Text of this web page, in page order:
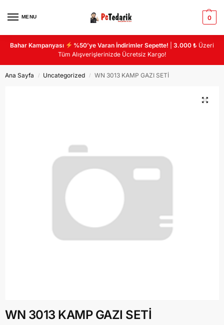
MENU 0
Bahar Kampanyası %50’ye Varan İndirimler Sepette! |3.000 ₺ Üzeri
Tüm Alışverişlerinizde Ücretsiz Kargo!
Ana Sayfa / Uncategorized / WN 3013 KAMP GAZI SETİ
WN 3013 KAMP GAZI SETİ